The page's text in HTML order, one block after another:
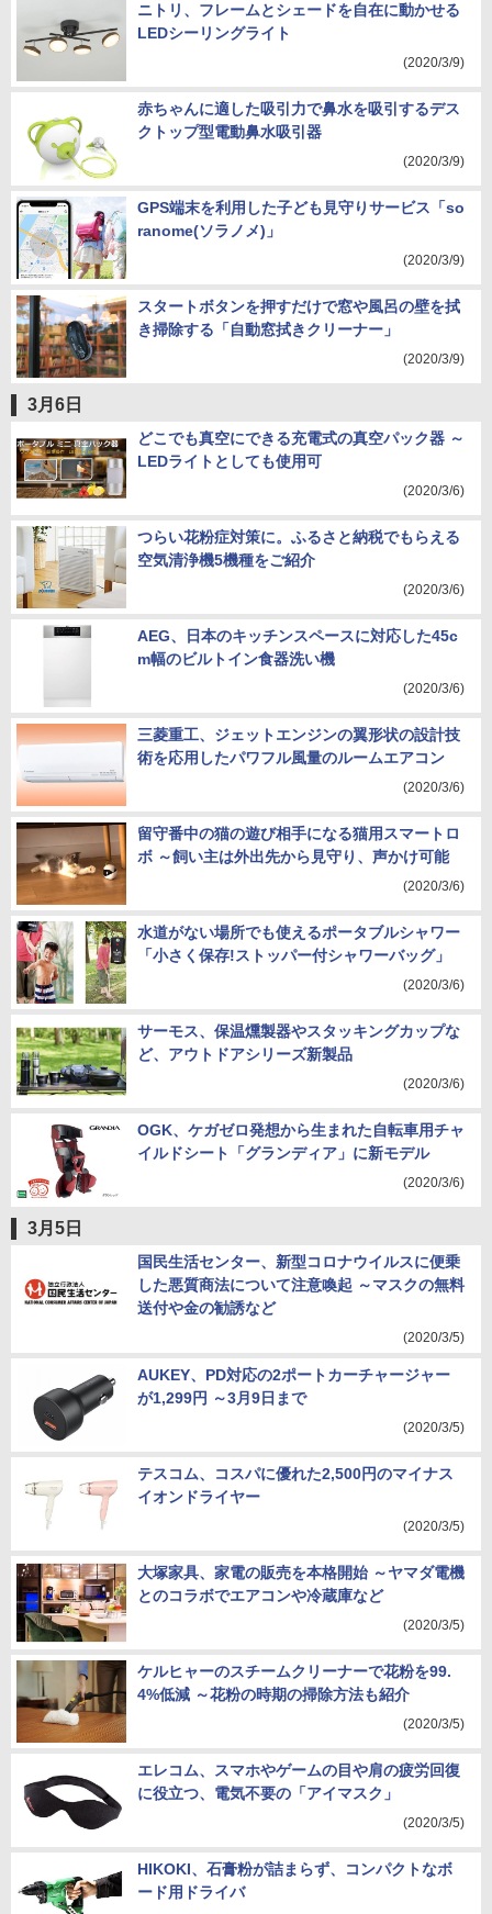
ニトリ、フレームとシェードを自在に動かせる
LEDシーリングライト
(2020/3/9)
赤ちゃんに適した吸引力で鼻水を吸引するデス
クトップ型電動鼻水吸引器
(2020/3/9)
GPS端末を利用した子ども見守りサービス「so
ranome(ソラノメ)」
(2020/3/9)
スタートボタンを押すだけで窓や風呂の壁を拭
き掃除する「自動窓拭きクリーナー」
(2020/3/9)
3月6日
どこでも真空にできる充電式の真空パック器 ～
LEDライトとしても使用可
(2020/3/6)
つらい花粉症対策に。ふるさと納税でもらえる
空気清浄機5機種をご紹介
(2020/3/6)
AEG、日本のキッチンスペースに対応した45c
m幅のビルトイン食器洗い機
(2020/3/6)
三菱重工、ジェットエンジンの翼形状の設計技
術を応用したパワフル風量のルームエアコン
(2020/3/6)
留守番中の猫の遊び相手になる猫用スマートロ
ボ ～飼い主は外出先から見守り、声かけ可能
(2020/3/6)
水道がない場所でも使えるポータブルシャワー
「小さく保存!ストッパー付シャワーバッグ」
(2020/3/6)
サーモス、保温燻製器やスタッキングカップな
ど、アウトドアシリーズ新製品
(2020/3/6)
OGK、ケガゼロ発想から生まれた自転車用チャ
イルドシート「グランディア」に新モデル
(2020/3/6)
3月5日
国民生活センター、新型コロナウイルスに便乗
した悪質商法について注意喚起 ～マスクの無料
送付や金の勧誘など
(2020/3/5)
AUKEY、PD対応の2ポートカーチャージャー
が1,299円 ～3月9日まで
(2020/3/5)
テスコム、コスパに優れた2,500円のマイナス
イオンドライヤー
(2020/3/5)
大塚家具、家電の販売を本格開始 ～ヤマダ電機
とのコラボでエアコンや冷蔵庫など
(2020/3/5)
ケルヒャーのスチームクリーナーで花粉を99.
4%低減 ～花粉の時期の掃除方法も紹介
(2020/3/5)
エレコム、スマホやゲームの目や肩の疲労回復
に役立つ、電気不要の「アイマスク」
(2020/3/5)
HIKOKI、石膏粉が詰まらず、コンパクトなボ
ード用ドライバ